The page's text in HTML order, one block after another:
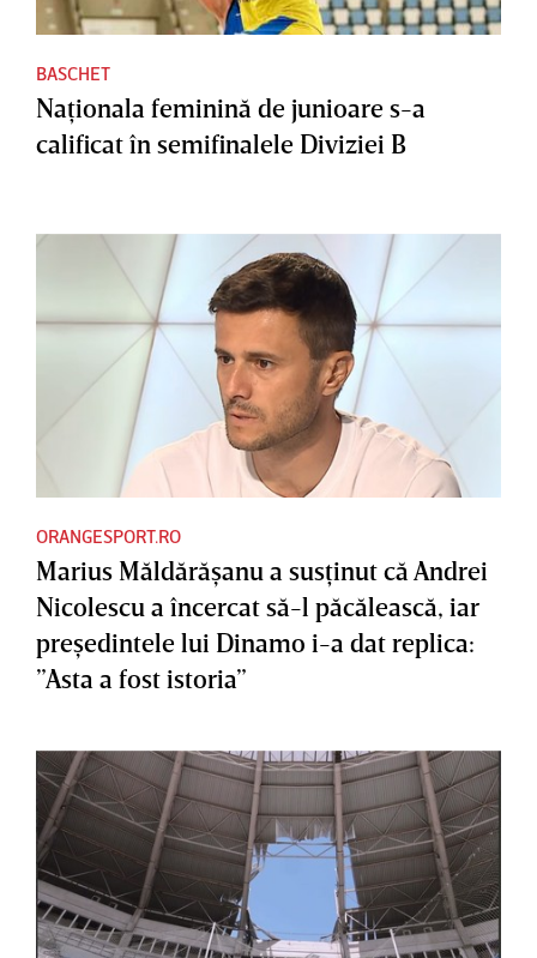
BASCHET
Naţionala feminină de junioare s-a
calificat în semifinalele Diviziei B
ORANGESPORT.RO
Marius Măldărăşanu a susţinut că Andrei
Nicolescu a încercat să-l păcălească, iar
preşedintele lui Dinamo i-a dat replica:
”Asta a fost istoria”